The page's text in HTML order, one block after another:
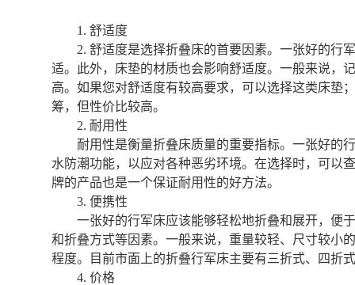
1. 舒适度
2. 舒适度是选择折叠床的首要因素。一张好的行
适。此外，床垫的材质也会影响舒适度。一般来说，
高。如果您对舒适度有较高要求，可以选择这类床垫
筹，但性价比较高。
2. 耐用性
耐用性是衡量折叠床质量的重要指标。一张好的
水防潮功能，以应对各种恶劣环境。在选择时，可以
牌的产品也是一个保证耐用性的好方法。‍
3. 便携性
一张好的行军床应该能够轻松地折叠和展开，便
和折叠方式等因素。一般来说，重量较轻、尺寸较小
程度。目前市面上的折叠行军床主要有三折式、四折
4. 价格